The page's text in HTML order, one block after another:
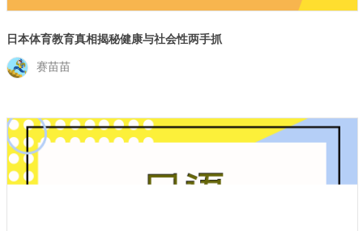
日本体育教育真相揭秘健康与社会性两手抓
赛苗苗